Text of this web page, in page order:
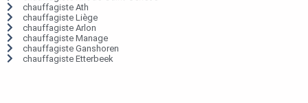
chauffagiste Ath
chauffagiste Liège
chauffagiste Arlon
chauffagiste Manage
chauffagiste Ganshoren
chauffagiste Etterbeek